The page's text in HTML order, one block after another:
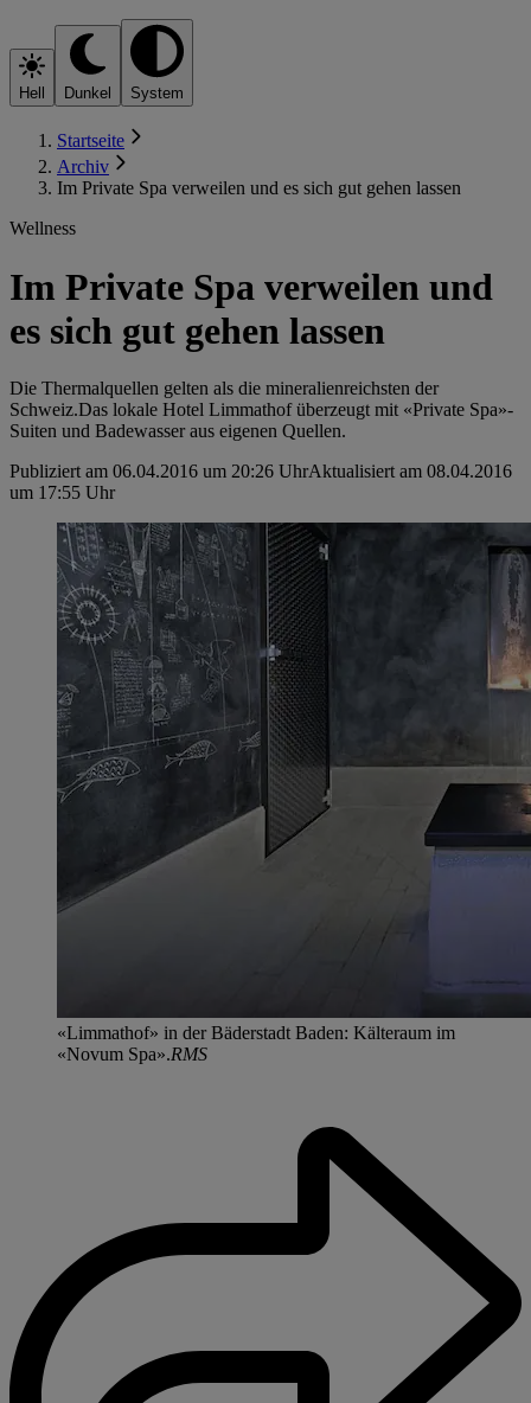
Hell Dunkel System
Startseite
Archiv
Im Private Spa verweilen und es sich gut gehen lassen
Wellness
Im Private Spa verweilen und
es sich gut gehen lassen
Die Thermalquellen gelten als die mineralienreichsten der
Schweiz.Das lokale Hotel Limmathof überzeugt mit «Private Spa»-
Suiten und Badewasser aus eigenen Quellen.
Publiziert am 06.04.2016 um 20:26 UhrAktualisiert am 08.04.2016
um 17:55 Uhr
«Limmathof» in der Bäderstadt Baden: Kälteraum im
«Novum Spa».RMS